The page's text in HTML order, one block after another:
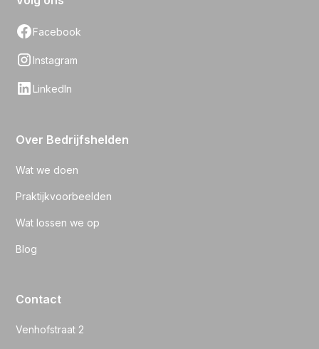
Facebook
Instagram
LinkedIn
Over Bedrijfshelden
Wat we doen
Praktijkvoorbeelden
Wat lossen we op
Blog
Contact
Venhofstraat 2